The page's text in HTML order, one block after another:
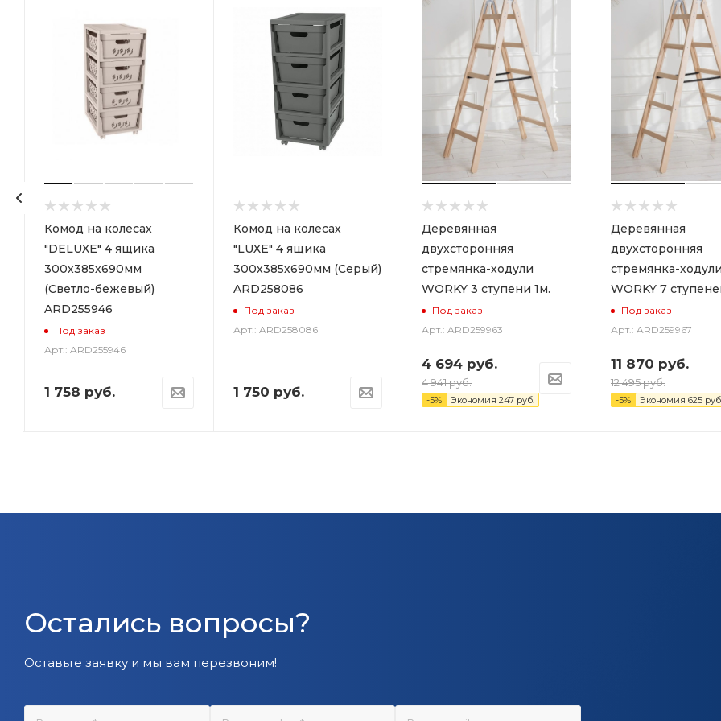
Комод на колесах
"DELUXE" 4 ящика
300х385х690мм
(Светло-бежевый)
ARD255946
Под заказ
Арт.: ARD255946
1 758 руб.
Комод на колесах
"LUXE" 4 ящика
300х385х690мм (Серый)
ARD258086
Под заказ
Арт.: ARD258086
1 750 руб.
Деревянная
двухсторонняя
стремянка-ходули
WORKY 3 ступени 1м.
Под заказ
Арт.: ARD259963
4 694 руб.
4 941руб.
-5% Экономия 247 руб.
Деревянная
двухсторонняя
стремянка-ходули
WORKY 7
Под заказ
Арт.: ARD259967
11 870 руб.
12 495руб.
-5% Экономия 625
Остались вопросы?
Оставьте заявку и мы вам перезвоним!